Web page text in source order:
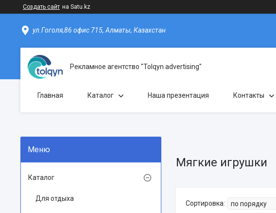
Создать сайт на Satu.kz
ул.Гоголя,86 офис 715, Алматы, Казахстан
Рекламное агентство "Tolqyn advertising"
Главная Каталог Наша презентация Контакты
Мягкие игрушки
Каталог
Для отдыха